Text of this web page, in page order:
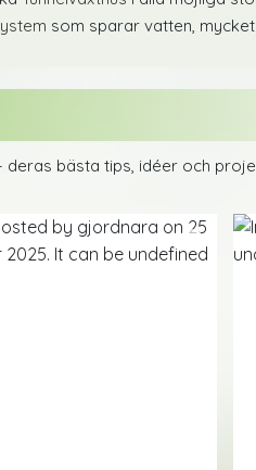
som sparar vatten,
bästa tips, idéer och